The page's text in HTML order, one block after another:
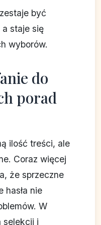
być
a staje się
wyborów.
do
porad
ilość treści, ale
Coraz więcej
że sprzeczne
hasła nie
W
selekcji i